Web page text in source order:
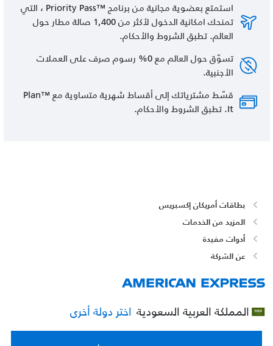
استمتع بعضوية مجانية من برنامج ™Priority Pass ، التي
تمنحك امكانية الدخول لأكثر من 1,400 صالة مطار حول
العالم. تطبق الشروط والأحكام.
تسوّق حول العالم مع 0% رسوم صرف على العملات
الأجنبية.
قسّط مشترياتك إلى أقساط شهرية متساوية مع ™Plan
It. تطبق الشروط والأحكام.
بطاقات أمريكان إكسبريس
المزيد من الخدمات
أدوات مفيدة
عن الشركة
المملكة العربية السعودية اختر دولة أخرى